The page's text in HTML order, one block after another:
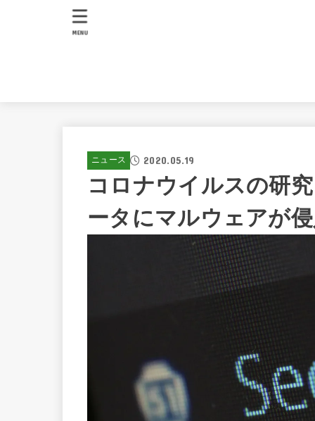
MENU
ニュース 2020.05.19
コロナウイルスの研
ータにマルウェアが